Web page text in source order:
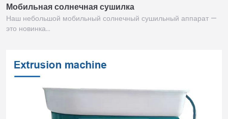
Мобильная солнечная сушилка
Наш небольшой мобильный солнечный сушильный аппарат —
это новинка…